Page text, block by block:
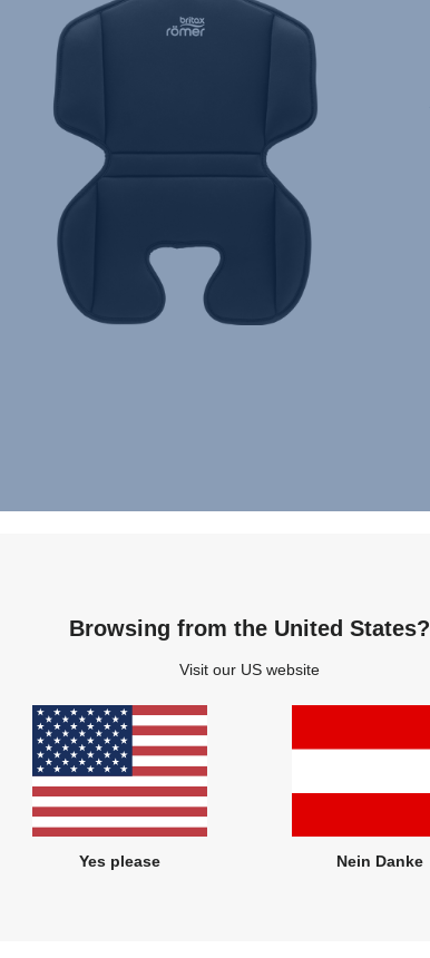
Browsing from the United States?
Visit our US website
Yes please Nein Danke